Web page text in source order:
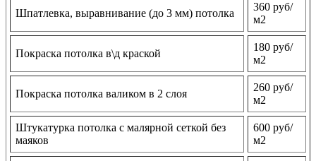
Шпатлевка, выравнивание (до 3 мм) потолка
360 руб/
м2
Покраска потолка в\д краской
180 руб/
м2
Покраска потолка валиком в 2 слоя
260 руб/
м2
Штукатурка потолка с малярной сеткой без
маяков
600 руб/
м2